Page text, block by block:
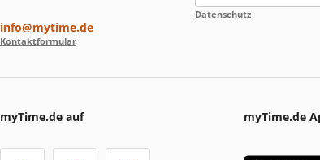
info@mytime.de
Kontaktformular
Datenschutz
myTime.de auf myTime.de